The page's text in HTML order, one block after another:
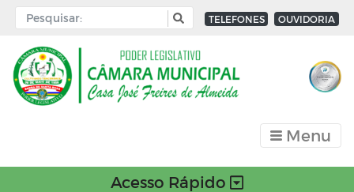
TELEFONES OUVIDORIA
Menu
Acesso Rápido